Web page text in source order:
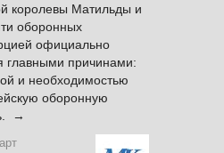
королевы Матильды и
оборонных
официально
главными причинами:
и необходимостью
оборонную
→